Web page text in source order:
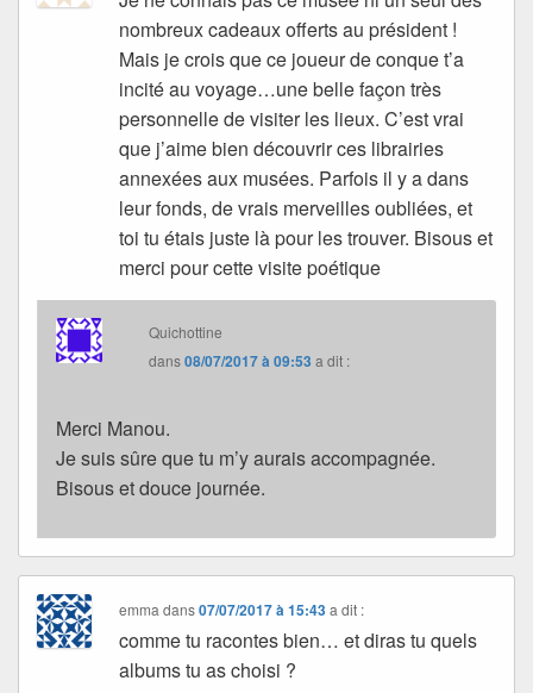
nombreux cadeaux offerts au président !
Mais je crois que ce joueur de conque t’a
incité au voyage…une belle façon très
personnelle de visiter les lieux. C’est vrai
que j’aime bien découvrir ces librairies
annexées aux musées. Parfois il y a dans
leur fonds, de vrais merveilles oubliées, et
toi tu étais juste là pour les trouver. Bisous et
merci pour cette visite poétique
Quichottine
dans08/07/2017 à 09:53 a dit :
Merci Manou.
Je suis sûre que tu m’y aurais accompagnée.
Bisous et douce journée.
emma dans07/07/2017 à 15:43 a dit :
comme tu racontes bien… et diras tu quels
albums tu as choisi ?